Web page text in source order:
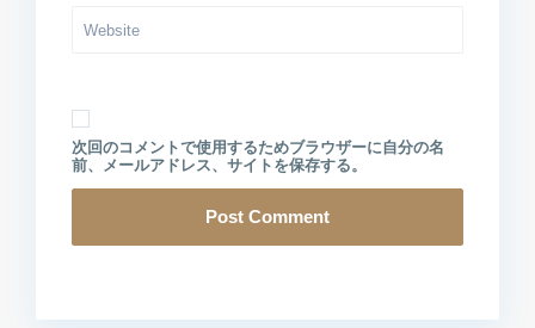
次回のコメントで使用するためブラウザーに自分の名
前、メールアドレス、サイトを保存する。